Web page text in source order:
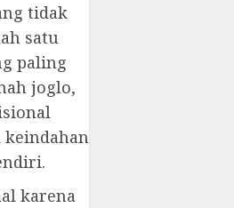
tidak
satu
paling
joglo,
keindahan
karena